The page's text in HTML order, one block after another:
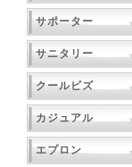
サポーター
サニタリー
クールビズ
カジュアル
エプロン